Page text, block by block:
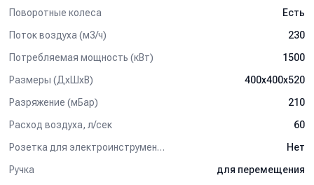
Поворотные колеса
Есть
Поток воздуха (м3/ч)
230
Потребляемая мощность (кВт)
1500
Размеры (ДхШхВ)
400x400x520
Разряжение (мБар)
210
Расход воздуха, л/сек
60
Розетка для электроинструмента
Нет
Ручка
для перемещения